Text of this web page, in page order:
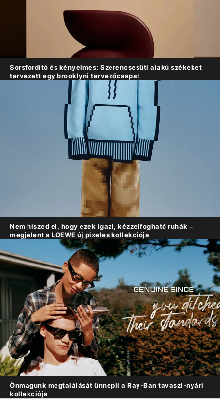
Sorsfordító és kényelmes: Szerencsesüti alakú székeket
tervezett egy brooklyni tervezőcsapat
Nem hiszed el, hogy ezek igazi, kézzelfogható ruhák –
megjelent a LOEWE új pixeles kollekciója
Önmagunk megtalálását ünnepli a Ray-Ban tavaszi-nyári
kollekciója